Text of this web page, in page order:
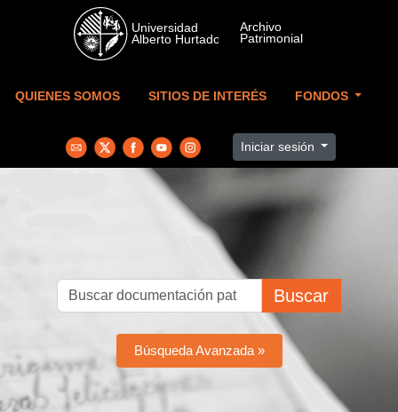
Skip to main content
QUIENES SOMOS SITIOS DE INTERÉS FONDOS
Iniciar sesión
Buscar
Búsqueda Avanzada »